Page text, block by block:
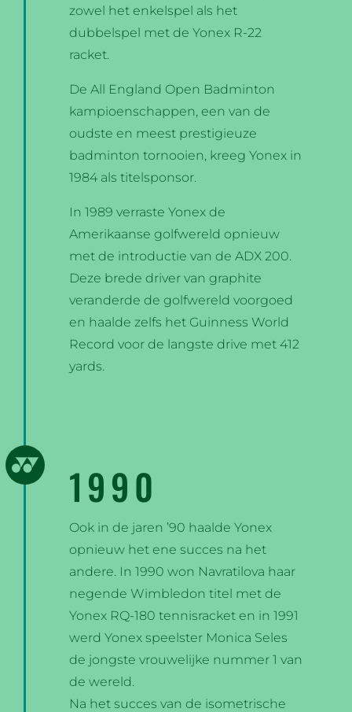
zowel het enkelspel als het
dubbelspel met de Yonex R-22
racket.
De All England Open Badminton
kampioenschappen, een van de
oudste en meest prestigieuze
badminton tornooien, kreeg Yonex in
1984 als titelsponsor.
In 1989 verraste Yonex de
Amerikaanse golfwereld opnieuw
met de introductie van de ADX 200.
Deze brede driver van graphite
veranderde de golfwereld voorgoed
en haalde zelfs het Guinness World
Record voor de langste drive met 412
yards.
1990
Ook in de jaren ’90 haalde Yonex
opnieuw het ene succes na het
andere. In 1990 won Navratilova haar
negende Wimbledon titel met de
Yonex RQ-180 tennisracket en in 1991
werd Yonex speelster Monica Seles
de jongste vrouwelijke nummer 1 van
de wereld.
Na het succes van de isometrische